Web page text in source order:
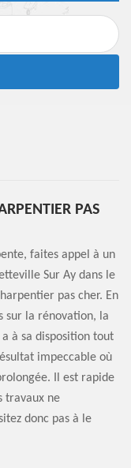
PAS
faites appel à un
Sur Ay dans le
pas cher. En
sur la rénovation, la
à sa disposition tout
impeccable où
Il est rapide
travaux ne
donc pas à le